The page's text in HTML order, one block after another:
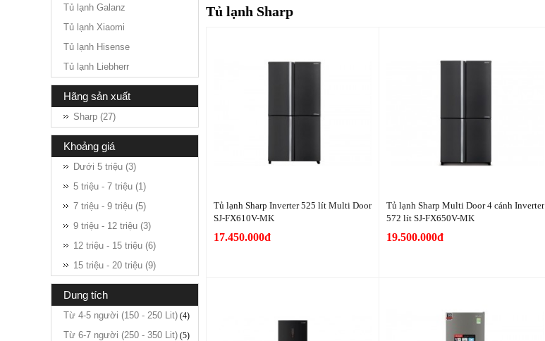
Tủ lạnh Galanz
Tủ lạnh Xiaomi
Tủ lạnh Hisense
Tủ lạnh Liebherr
hãng sản xuất
Sharp (27)
khoảng giá
Dưới 5 triệu (3)
5 triệu - 7 triệu (1)
7 triệu - 9 triệu (5)
9 triệu - 12 triệu (3)
12 triệu - 15 triệu (6)
15 triệu - 20 triệu (9)
dung tích
Từ 4-5 người (150 - 250 Lit) (4)
Từ 6-7 người (250 - 350 Lit) (5)
Tủ lạnh Sharp
Tủ lạnh Sharp Inverter 525 lít Multi Door
SJ-FX610V-MK
17.450.000đ
Tủ lạnh Sharp Multi Door 4 cánh Inverter
572 lít SJ-FX650V-MK
19.500.000đ